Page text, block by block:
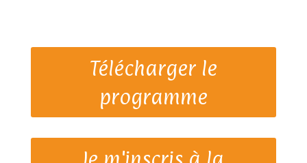
Télécharger le
programme